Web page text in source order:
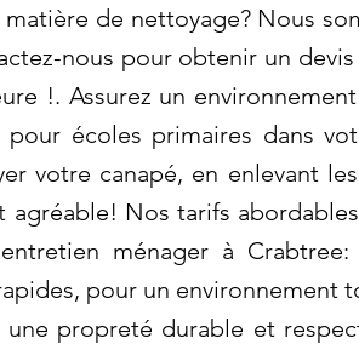
de nettoyage? Nous
nous pour obtenir un
!. Assurez un
écoles primaires dans
votre canapé, en enlevant
Nos tarifs
ménager à
pour un environnement
propreté durable et